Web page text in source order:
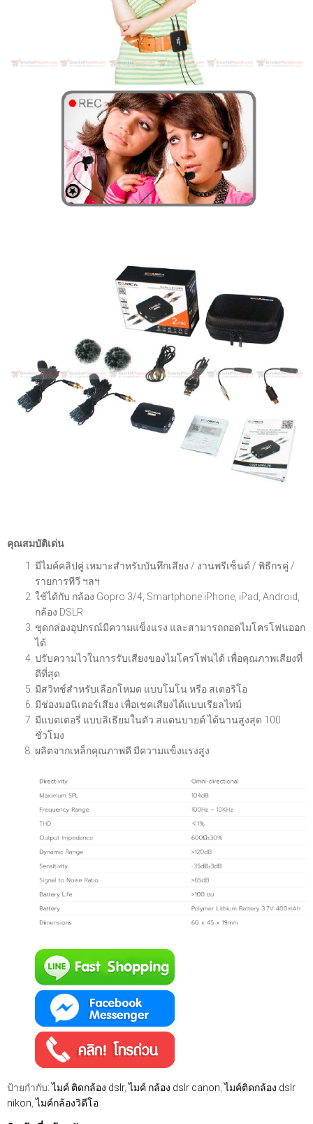
คุณสมบัติเด่น
มีไมค์คลิปคู่ เหมาะสำหรับบันทึกเสียง / งานพรีเซ็นต์ / พิธีกรคู่ /
รายการทีวี ฯลฯ
ใช้ได้กับ กล้อง Gopro 3/4, Smartphone iPhone, iPad, Android,
กล้อง DSLR
ชุดกล่องอุปกรณ์มีความแข็งแรง และสามารถถอดไมโครโฟนออก
ได้
ปรับความไวในการรับเสียงของไมโครโฟนได้ เพื่อคุณภาพเสียงที่
ดีที่สุด
มีสวิทช์สำหรับเลือกโหมด แบบโมโน หรือ สเตอริโอ
มีช่องมอนิเตอร์เสียง เพื่อเชคเสียงได้แบบเรียลไทม์
มีแบตเตอรี่ แบบลิเธียมในตัว สแตนบายด์ ได้นานสูงสุด 100
ชั่วโมง
ผลิตจากเหล็กคุณภาพดี มีความแข็งแรงสูง
ป้ายกำกับ: ไมค์ ติดกล้อง dslr,ไมค์ กล้อง dslr canon ,ไมค์ติดกล้อง dslr
nikon ,ไมค์กล้องวิดีโอ